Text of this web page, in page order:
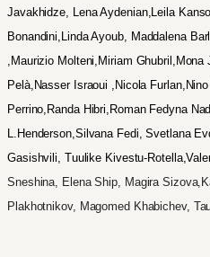
Javakhidze, Lena Aydenian,Leila
Bonandini, Linda Ayoub, Maddalena
,Maurizio Molteni,Miriam Ghubril,Mona
Pelà,Nasser Israoui ,Nicola Furlan,
Perrino,Randa Hibri,Roman Fedyna
L.Henderson,Silvana Fedi, Svetlana
Gasishvili, Tuulike Kivestu-
Sneshina, Elena Ship, Magira
Plakhotnikov, Magomed Khabichev,